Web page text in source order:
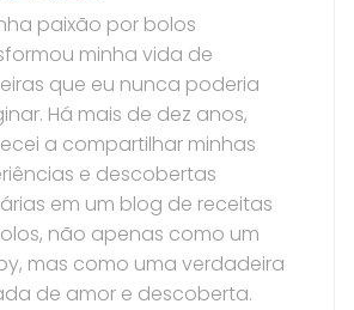
paixão por bolos
minha vida de
que eu nunca poderia
Há mais de dez anos,
a compartilhar minhas
e descobertas
em um blog de receitas
não apenas como um
mas como uma verdadeira
de amor e descoberta.